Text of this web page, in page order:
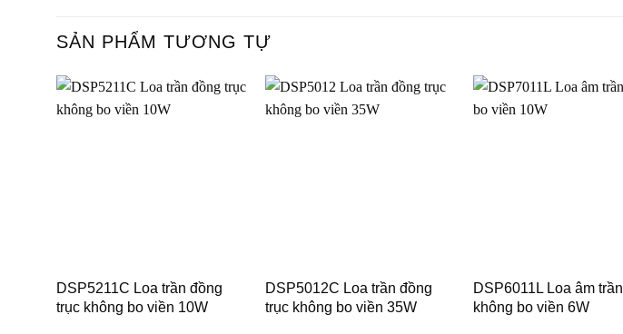
SẢN PHẨM TƯƠNG TỰ
DSP5211C Loa trần đồng
trục không bo viền 10W
DSP5012C Loa trần đồng
trục không bo viền 35W
DSP6011L Loa âm trần
không bo viền 6W